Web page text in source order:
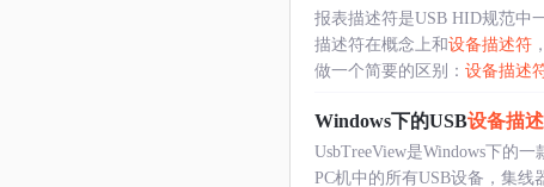
报表描述符是USB HID规范中
描述符在概念上和设备描述符
做一个简要的区别： 设备描述
Windows下的USB设备描
UsbTreeView是Windows下的
PC机中的所有USB设备，集线